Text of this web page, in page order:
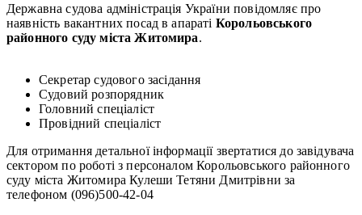
Державна судова адміністрація України повідомляє про
наявність вакантних посад в апараті Корольовського
районного суду міста Житомира.
Секретар судового засідання
Судовий розпорядник
Головний спеціаліст
Провідний спеціаліст
Для отримання детальної інформації звертатися до завідувача
сектором по роботі з персоналом Корольовського районного
суду міста Житомира Кулеши Тетяни Дмитрівни за
телефоном (096)500-42-04